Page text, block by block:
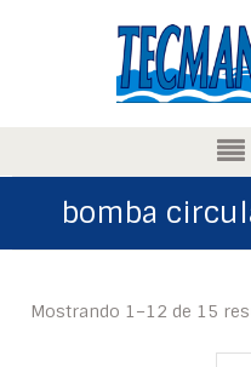
bomba
Mostrando 1–12 de 15